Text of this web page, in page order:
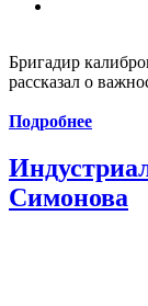
Бригадир
рассказал о
Подробнее
Симонова